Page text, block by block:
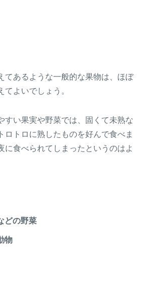
てあるような一般的な果物は、ほぼ
てよいでしょう。
すい果実や野菜では、固くて未熟な
ロトロに熟したものを好んで食べま
に食べられてしまったというのはよ
どの野菜
物